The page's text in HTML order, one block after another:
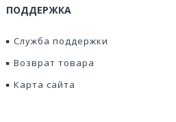
ПОДДЕРЖКА
Служба поддержки
Возврат товара
Карта сайта